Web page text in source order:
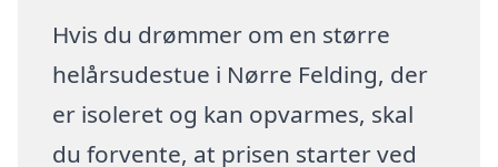
Hvis du drømmer om en større
helårsudestue i Nørre Felding, der
er isoleret og kan opvarmes, skal
du forvente, at prisen starter ved